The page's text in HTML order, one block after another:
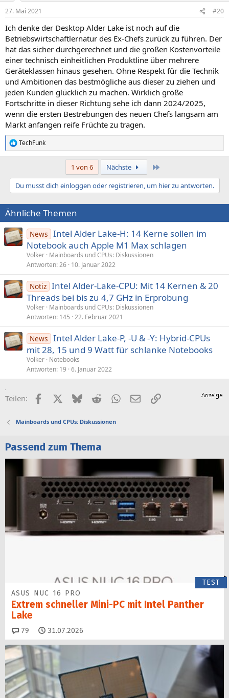
e
:
27. Mai 2021 #20
Ich denke der Desktop Alder Lake ist noch auf die
Betriebswirtschaftlernatur des Ex-Chefs zurück zu führen. Der
hat das sicher durchgerechnet und die großen Kostenvorteile
einer technisch einheitlichen Produktline über mehrere
Geräteklassen hinaus gesehen. Ohne Respekt für die Technik
und Ambitionen das bestmögliche aus dieser zu ziehen und
jeden Kunden glücklich zu machen. Wirklich große
Fortschritte in dieser Richtung sehe ich dann 2024/2025,
wenn die ersten Bestrebungen des neuen Chefs langsam am
Markt anfangen reife Früchte zu tragen.
R
e
t
o
n
e
n
:
TechFunk
1 von 6 Nächste
Du musst dich einloggen oder registrieren, um hier zu antworten.
Ähnliche Themen
News Intel Alder Lake-H: 14 Kerne sollen im
Notebook auch Apple M1 Max schlagen
Volker Mainboards und CPUs: Diskussionen
Antworten 26 10. Januar 2022
Notiz Intel Alder-Lake-CPU: Mit 14 Kernen & 20
Threads bei bis zu 4,7 GHz in Erprobung
Volker Mainboards und CPUs: Diskussionen
Antworten 145 22. Februar 2021
News Intel Alder Lake-P, -U & -Y: Hybrid-CPUs
mit 28, 15 und 9 Watt für schlanke Notebooks
Volker Notebooks
Antworten 19 6. Januar 2022
Teilen: FacebookX (Twitter)
BlueskyRedditWhatsApp
E-MailLink
Mainboards und CPUs: Diskussionen
Passend zum Thema
TEST
ASUS NUC 16 PRO
Extrem schneller Mini-PC mit Intel Panther
Lake
79 Kommentare
31.07.2026